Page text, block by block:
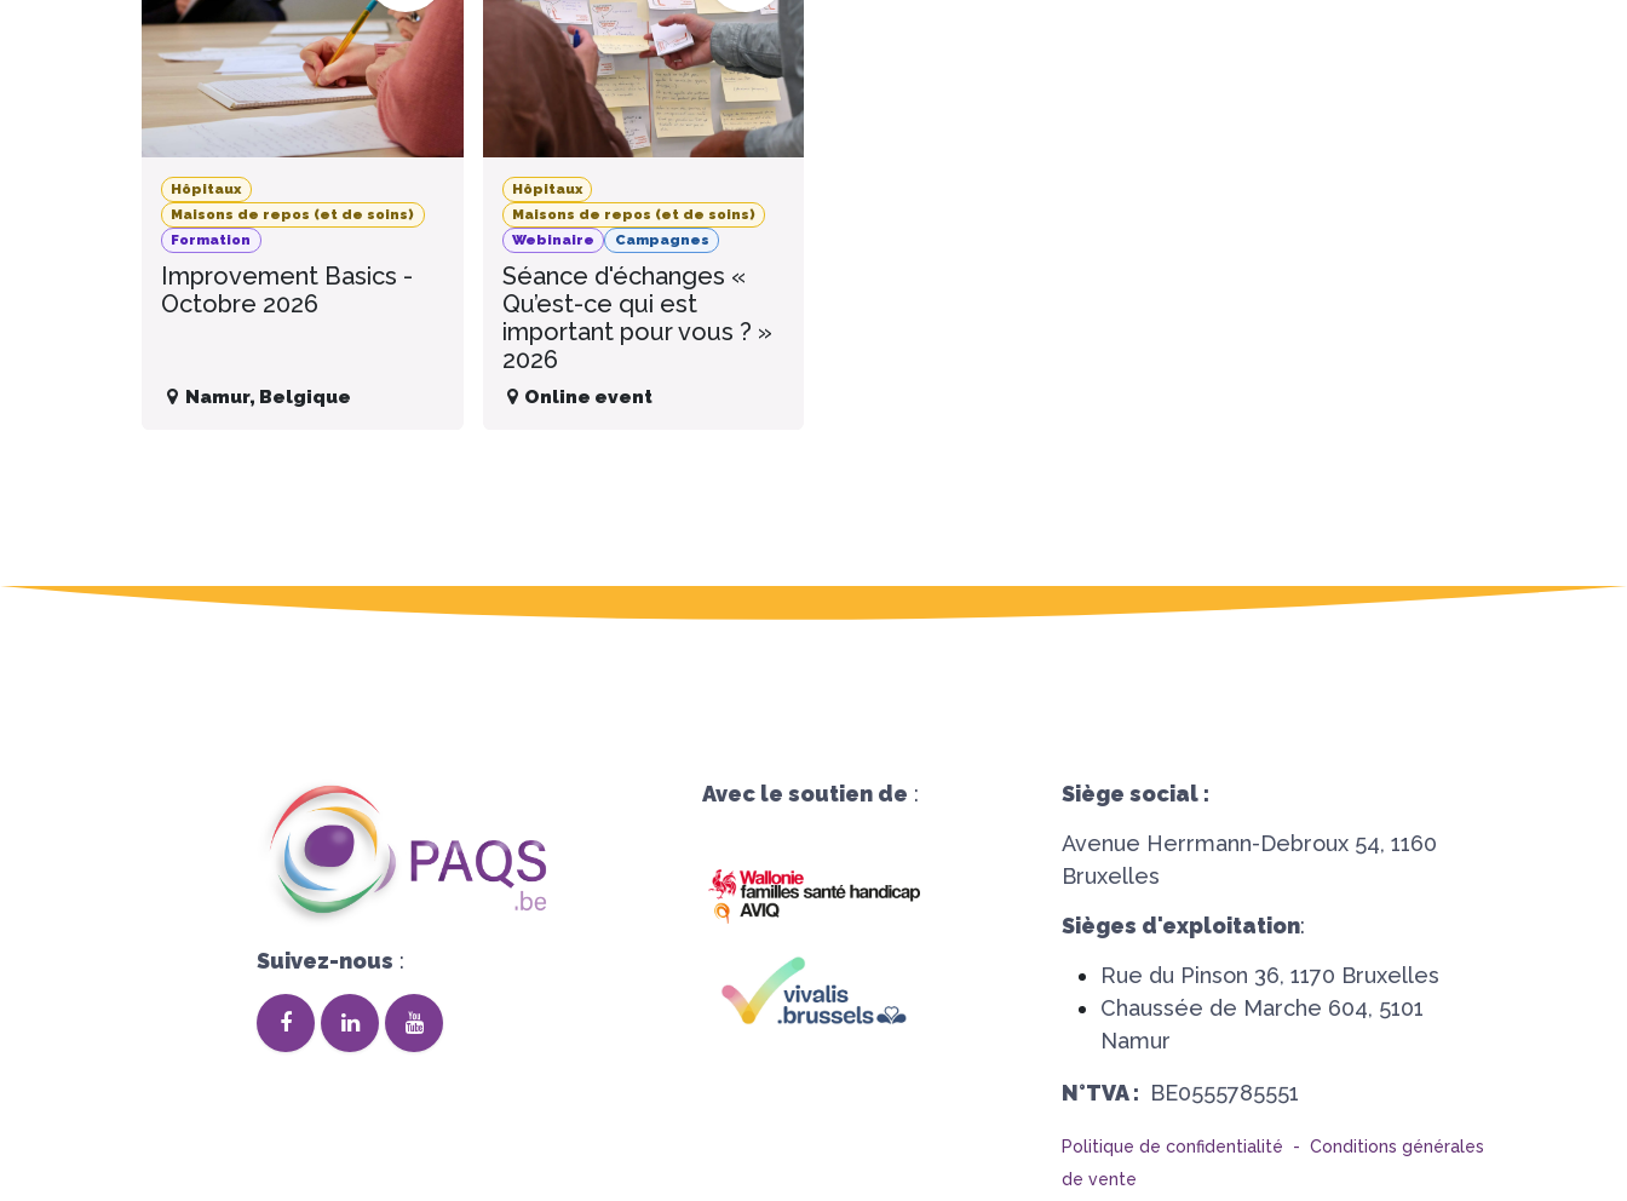
Hôpitaux
Maisons de repos (et de soins)
Formation
Improvement Basics -
Octobre 2026
Namur, Belgique
Hôpitaux
Maisons de repos (et de soins)
Webinaire
Campagnes
Séance d'échanges «
Qu’est-ce qui est
important pour vous ? »
2026
Online event
Suivez-nous :
Avec le soutien de :
Siège social :
Avenue Herrmann-Debroux 54, 1160
Bruxelles
Sièges d'exploitation:
Rue du Pinson 36, 1170 Bruxelles
Chaussée de Marche 604, 5101
Namur
N°TVA : BE0555785551
Politique de confidentialité - Conditions générales
de vente